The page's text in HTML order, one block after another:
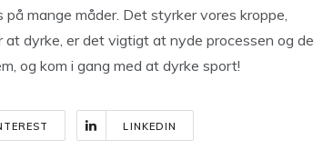
mange måder. Det styrker vores kroppe,
dyrke, er det vigtigt at nyde processen og de
og kom i gang med at dyrke sport!
LINKEDIN